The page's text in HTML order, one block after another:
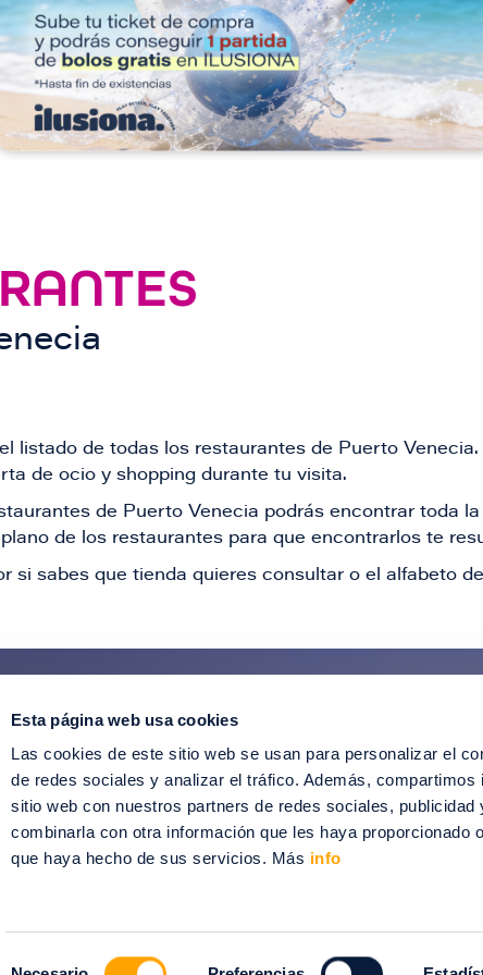
Esta página web usa cookies
Las cookies de este sitio web se usan para personalizar el
de redes sociales y analizar el tráfico. Además,
sitio web con nuestros partners de redes sociales, publicidad
combinarla con otra información que les haya proporcionado
que haya hecho de sus servicios. Más info
listado de todas los restaurantes de Puerto
de ocio y shopping durante tu visita.
de Puerto Venecia podrás encontrar toda
de los restaurantes para que encontrarlos te
si sabes que tienda quieres consultar o el alfabeto
¡Entérate de todas
Suscríbete para recibir ofertas
©2012-2024 Puerto Venecia. Todos los
Soy Puerto Venecia Información legal Intranet